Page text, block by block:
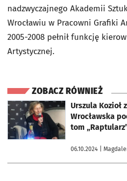
nadzwyczajnego Akademii
Wrocławiu w Pracowni Grafiki
2005-2008 pełnił funkcję
Artystycznej.
ZOBACZ RÓWNIEŻ
Urszula Kozioł
Wrocławska
tom
06.10.2024 |
otworzy się w nowej karcie